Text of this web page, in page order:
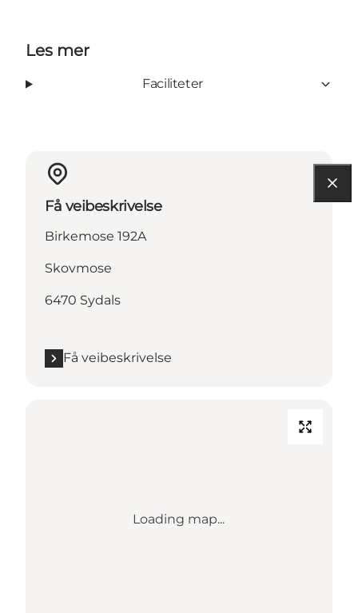
Les mer
Faciliteter
Få veibeskrivelse
Birkemose 192A
Skovmose
6470 Sydals
Få veibeskrivelse
Loading map...